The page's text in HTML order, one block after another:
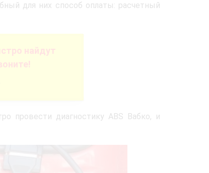
для них способ оплаты: расчетный
найдут
провести диагностику ABS Вабко, и